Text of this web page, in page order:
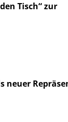
Tisch“ zur
neuer